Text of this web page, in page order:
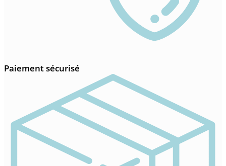
Paiement sécurisé